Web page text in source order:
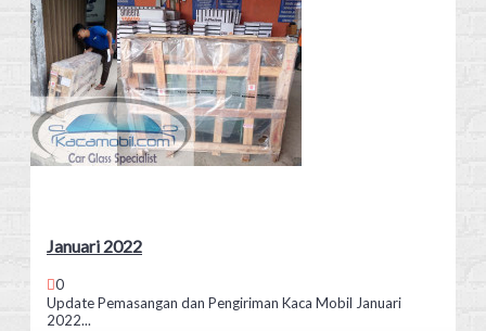
Januari 2022
0
Update Pemasangan dan Pengiriman Kaca Mobil Januari
2022...